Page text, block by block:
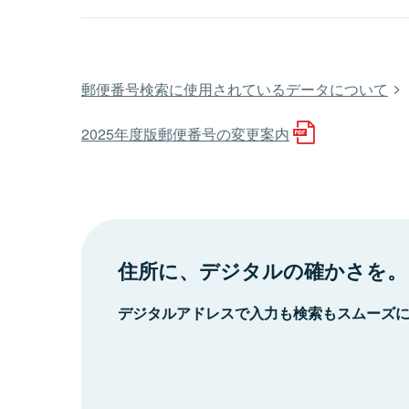
郵便番号検索に使用されているデータについて
2025年度版郵便番号の変更案内
住所に、デジタルの確かさを。
デジタルアドレスで入力も検索もスムーズ